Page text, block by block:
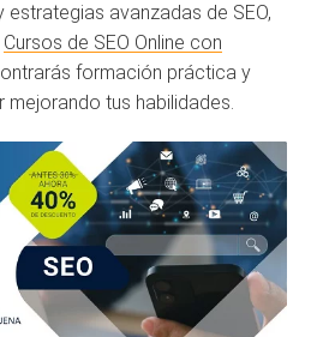
avanzadas de SEO,
Cursos de SEO Online con
formación práctica y
mejorando tus habilidades.